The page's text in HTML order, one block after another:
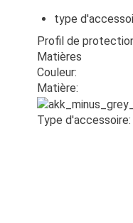
type
Profil de
Matières
Couleur:
Matière:
Type d'accessoire: